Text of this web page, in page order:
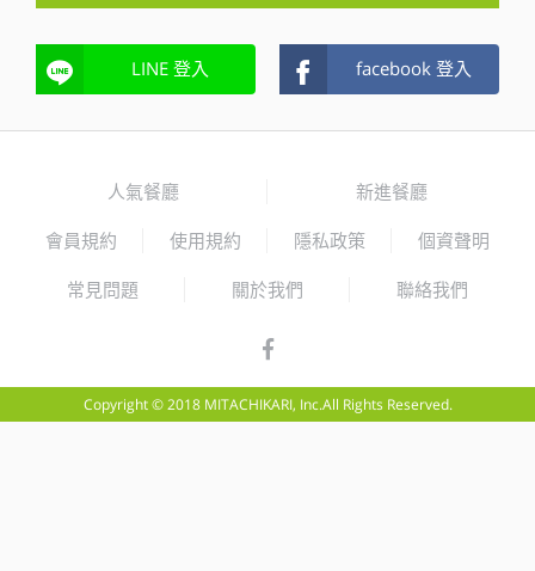
LINE 登入 facebook 登入
人氣餐廳 新進餐廳
會員規約 使用規約 隱私政策 個資聲明
常見問題 關於我們 聯絡我們
Copyright © 2018 MITACHIKARI, Inc.All Rights Reserved.